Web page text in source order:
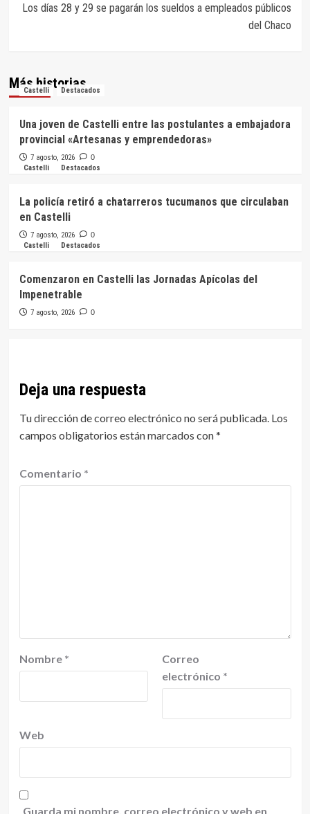
Los días 28 y 29 se pagarán los sueldos a empleados públicos
del Chaco
Más historias
Castelli Destacados
Una joven de Castelli entre las postulantes a embajadora
provincial «Artesanas y emprendedoras»
7 agosto, 2026 0
Castelli Destacados
La policía retiró a chatarreros tucumanos que circulaban
en Castelli
7 agosto, 2026 0
Castelli Destacados
Comenzaron en Castelli las Jornadas Apícolas del
Impenetrable
7 agosto, 2026 0
Deja una respuesta
Tu dirección de correo electrónico no será publicada. Los
campos obligatorios están marcados con*
Comentario *
Nombre *
Correo
electrónico *
Web
Guarda mi nombre, correo electrónico y web en